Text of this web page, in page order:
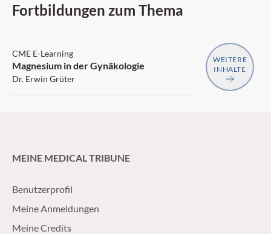
Fortbildungen zum Thema
CME E-Learning
Magnesium in der Gynäkologie
Dr. Erwin Grüter
WEITERE
INHALTE
MEINE MEDICAL TRIBUNE
Benutzerprofil
Meine Anmeldungen
Meine Credits